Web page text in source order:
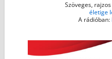
Szöveges,
életige
A rádióban: